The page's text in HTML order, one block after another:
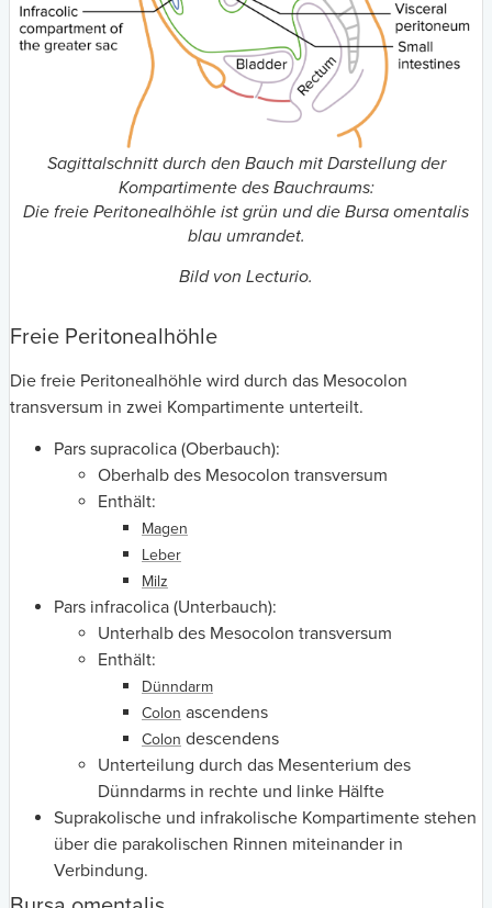
Sagittalschnitt durch den Bauch mit Darstellung der
Kompartimente des Bauchraums:
Die freie Peritonealhöhle ist grün und die Bursa omentalis
blau umrandet.
Bild von Lecturio.
Freie Peritonealhöhle
Die freie Peritonealhöhle wird durch das Mesocolon
transversum in zwei Kompartimente unterteilt.
Pars supracolica (Oberbauch):
Oberhalb des Mesocolon transversum
Enthält:
Magen
Leber
Milz
Pars infracolica (Unterbauch):
Unterhalb des Mesocolon transversum
Enthält:
Dünndarm
Colon ascendens
Colon descendens
Unterteilung durch das Mesenterium des
Dünndarms in rechte und linke Hälfte
Suprakolische und infrakolische Kompartimente stehen
über die parakolischen Rinnen miteinander in
Verbindung.